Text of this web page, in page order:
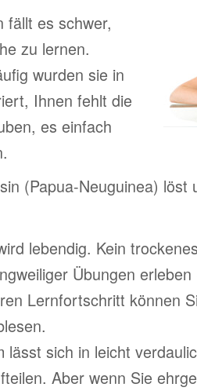
fällt es schwer,
zu lernen.
wurden sie in
Ihnen fehlt die
es einfach
(Papua-Neuguinea)
lebendig. Kein
Übungen
Lernfortschritt können
lässt sich in leicht
Aber wenn Sie